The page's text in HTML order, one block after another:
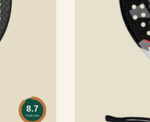
8.7
PADELFUL